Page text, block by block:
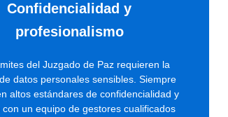
Confidencialidad y
profesionalismo
del Juzgado de Paz requieren la
datos personales sensibles. Siempre
altos estándares de confidencialidad y
un equipo de gestores cualificados